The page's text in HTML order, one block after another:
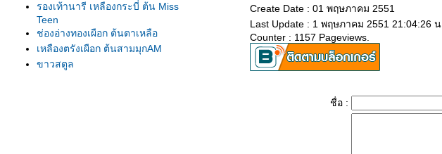
รองเท้านารี เหลืองกระบี่ ต้น Miss
Teen
ช่องอ่างทองเผือก ต้นตาเหลือ
เหลืองตรังเผือก ต้นสามมุกAM
ขาวสตูล
Create Date : 01 พฤษภาคม 2551
Last Update : 1 พฤษภาคม 2551 21:04:26 น.
Counter : 1157 Pageviews.
ชื่อ :